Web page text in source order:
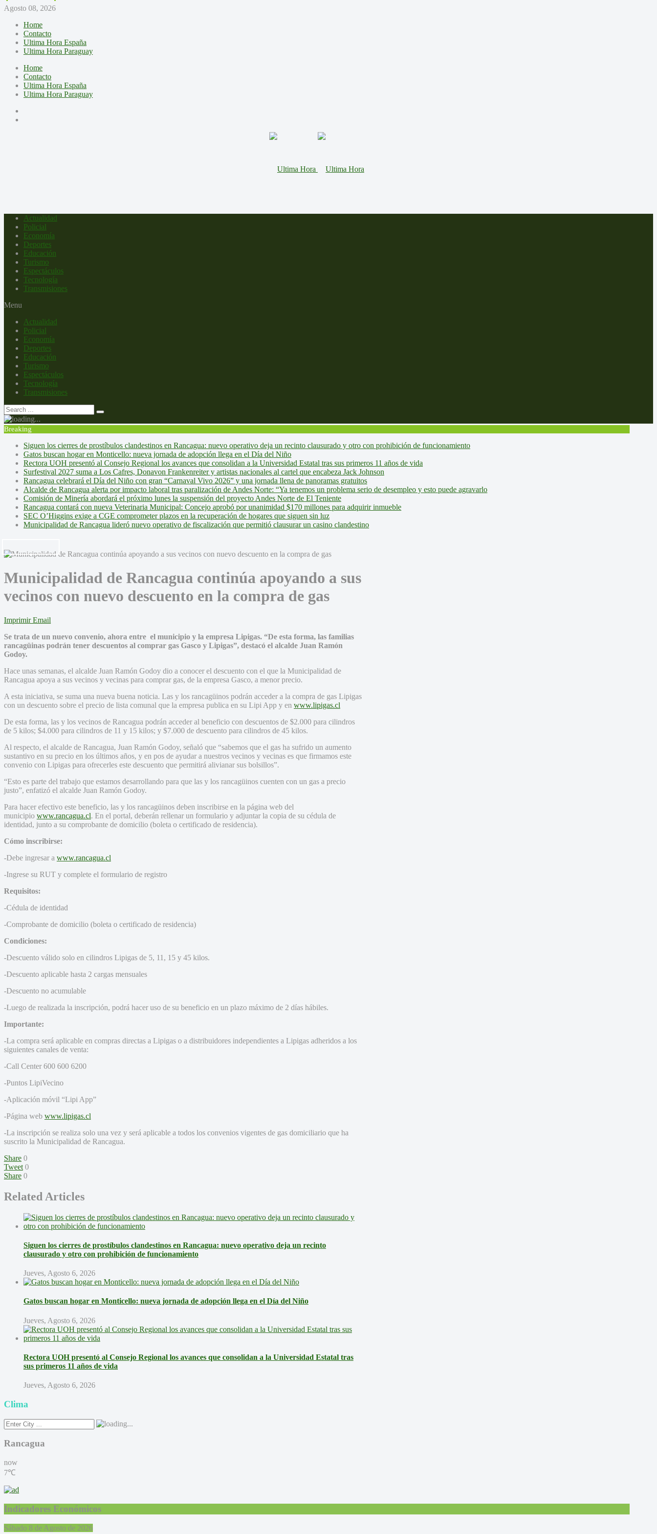
Agosto 08, 2026
Home
Contacto
Ultima Hora España
Ultima Hora Paraguay
Home
Contacto
Ultima Hora España
Ultima Hora Paraguay
Actualidad
Policial
Economía
Deportes
Educación
Turismo
Espectáculos
Tecnología
Transmisiones
Menu
Actualidad
Policial
Economía
Deportes
Educación
Turismo
Espectáculos
Tecnología
Transmisiones
Breaking
Siguen los cierres de prostíbulos clandestinos en Rancagua: nuevo operativo deja un recinto clausurado y otro con prohibición de funcionamiento
Gatos buscan hogar en Monticello: nueva jornada de adopción llega en el Día del Niño
Rectora UOH presentó al Consejo Regional los avances que consolidan a la Universidad Estatal tras sus primeros 11 años de vida
Surfestival 2027 suma a Los Cafres, Donavon Frankenreiter y artistas nacionales al cartel que encabeza Jack Johnson
Rancagua celebrará el Día del Niño con gran “Carnaval Vivo 2026” y una jornada llena de panoramas gratuitos
Alcalde de Rancagua alerta por impacto laboral tras paralización de Andes Norte: “Ya tenemos un problema serio de desempleo y esto puede agravarlo
Comisión de Minería abordará el próximo lunes la suspensión del proyecto Andes Norte de El Teniente
Rancagua contará con nueva Veterinaria Municipal: Concejo aprobó por unanimidad $170 millones para adquirir inmueble
SEC O’Higgins exige a CGE comprometer plazos en la recuperación de hogares que siguen sin luz
Municipalidad de Rancagua lideró nuevo operativo de fiscalización que permitió clausurar un casino clandestino
Municipalidad de Rancagua continúa apoyando a sus
vecinos con nuevo descuento en la compra de gas
Imprimir Email
Se trata de un nuevo convenio, ahora entre el municipio y la empresa Lipigas. “De esta forma, las familias
rancagüinas podrán tener descuentos al comprar gas Gasco y Lipigas”, destacó el alcalde Juan Ramón
Godoy.
Hace unas semanas, el alcalde Juan Ramón Godoy dio a conocer el descuento con el que la Municipalidad de
Rancagua apoya a sus vecinos y vecinas para comprar gas, de la empresa Gasco, a menor precio.
A esta iniciativa, se suma una nueva buena noticia. Las y los rancagüinos podrán acceder a la compra de gas Lipigas
con un descuento sobre el precio de lista comunal que la empresa publica en su Lipi App y en www.lipigas.cl
De esta forma, las y los vecinos de Rancagua podrán acceder al beneficio con descuentos de $2.000 para cilindros
de 5 kilos; $4.000 para cilindros de 11 y 15 kilos; y $7.000 de descuento para cilindros de 45 kilos.
Al respecto, el alcalde de Rancagua, Juan Ramón Godoy, señaló que “sabemos que el gas ha sufrido un aumento
sustantivo en su precio en los últimos años, y en pos de ayudar a nuestros vecinos y vecinas es que firmamos este
convenio con Lipigas para ofrecerles este descuento que permitirá alivianar sus bolsillos”.
“Esto es parte del trabajo que estamos desarrollando para que las y los rancagüinos cuenten con un gas a precio
justo”, enfatizó el alcalde Juan Ramón Godoy.
Para hacer efectivo este beneficio, las y los rancagüinos deben inscribirse en la página web del
municipio www.rancagua.cl. En el portal, deberán rellenar un formulario y adjuntar la copia de su cédula de
identidad, junto a su comprobante de domicilio (boleta o certificado de residencia).
Cómo inscribirse:
-Debe ingresar a www.rancagua.cl
-Ingrese su RUT y complete el formulario de registro
Requisitos:
-Cédula de identidad
-Comprobante de domicilio (boleta o certificado de residencia)
Condiciones:
-Descuento válido solo en cilindros Lipigas de 5, 11, 15 y 45 kilos.
-Descuento aplicable hasta 2 cargas mensuales
-Descuento no acumulable
-Luego de realizada la inscripción, podrá hacer uso de su beneficio en un plazo máximo de 2 días hábiles.
Importante:
-La compra será aplicable en compras directas a Lipigas o a distribuidores independientes a Lipigas adheridos a los
siguientes canales de venta:
-Call Center 600 600 6200
-Puntos LipiVecino
-Aplicación móvil “Lipi App”
-Página web www.lipigas.cl
-La inscripción se realiza solo una vez y será aplicable a todos los convenios vigentes de gas domiciliario que ha
suscrito la Municipalidad de Rancagua.
Share 0
Tweet 0
Share 0
Related Articles
Siguen los cierres de prostíbulos clandestinos en Rancagua: nuevo operativo deja un recinto
clausurado y otro con prohibición de funcionamiento
Jueves, Agosto 6, 2026
Gatos buscan hogar en Monticello: nueva jornada de adopción llega en el Día del Niño
Jueves, Agosto 6, 2026
Rectora UOH presentó al Consejo Regional los avances que consolidan a la Universidad Estatal tras
sus primeros 11 años de vida
Jueves, Agosto 6, 2026
Clima
Rancagua
now
7℃
Indicadores Económicos
Sábado 8 de Agosto de 2026